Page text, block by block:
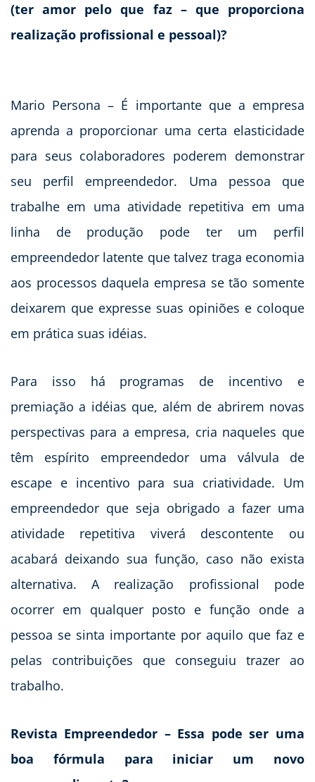
(ter amor pelo que faz – que proporciona
realização profissional e pessoal)?
Mario Persona – É importante que a empresa
aprenda a proporcionar uma certa elasticidade
para seus colaboradores poderem demonstrar
seu perfil empreendedor. Uma pessoa que
trabalhe em uma atividade repetitiva em uma
linha de produção pode ter um perfil
empreendedor latente que talvez traga economia
aos processos daquela empresa se tão somente
deixarem que expresse suas opiniões e coloque
em prática suas idéias.
Para isso há programas de incentivo e
premiação a idéias que, além de abrirem novas
perspectivas para a empresa, cria naqueles que
têm espírito empreendedor uma válvula de
escape e incentivo para sua criatividade. Um
empreendedor que seja obrigado a fazer uma
atividade repetitiva viverá descontente ou
acabará deixando sua função, caso não exista
alternativa. A realização profissional pode
ocorrer em qualquer posto e função onde a
pessoa se sinta importante por aquilo que faz e
pelas contribuições que conseguiu trazer ao
trabalho.
Revista Empreendedor – Essa pode ser uma
boa fórmula para iniciar um novo